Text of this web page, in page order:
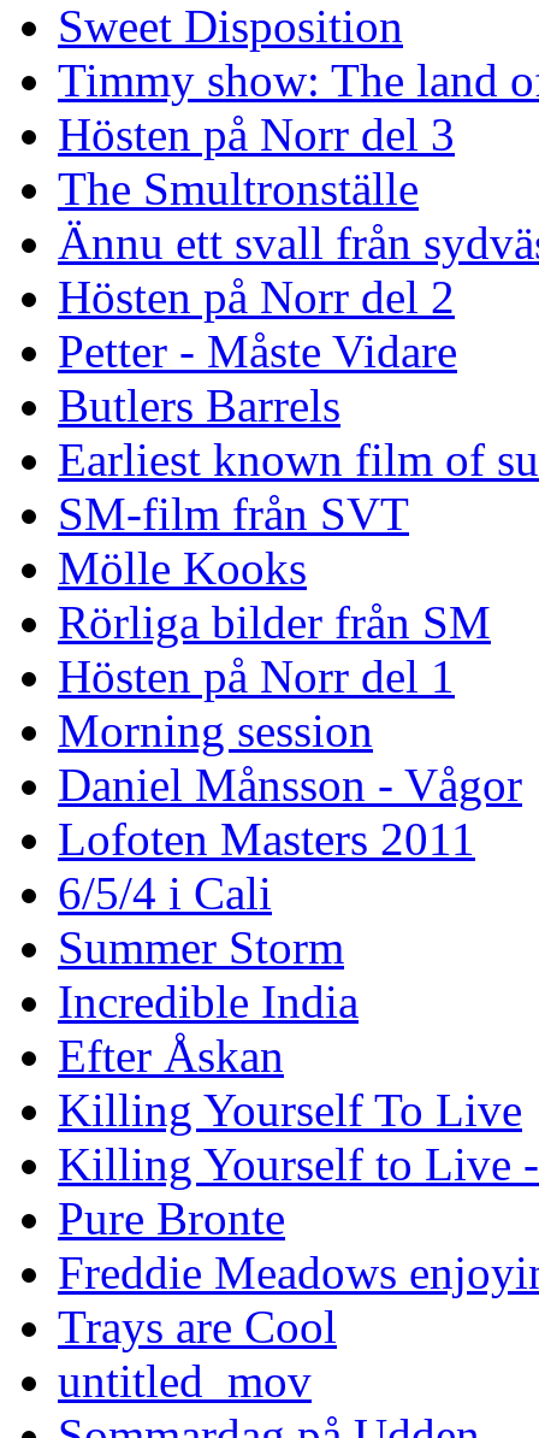
Sweet Disposition
Timmy show: The land
Hösten på Norr del 3
The Smultronställe
Ännu ett svall från
Hösten på Norr del 2
Petter - Måste Vidare
Butlers Barrels
Earliest known film of
SM-film från SVT
Mölle Kooks
Rörliga bilder från SM
Hösten på Norr del 1
Morning session
Daniel Månsson - Vågor
Lofoten Masters 2011
6/5/4 i Cali
Summer Storm
Incredible India
Efter Åskan
Killing Yourself To Live
Killing Yourself to Live -
Pure Bronte
Freddie Meadows
Trays are Cool
untitled_mov